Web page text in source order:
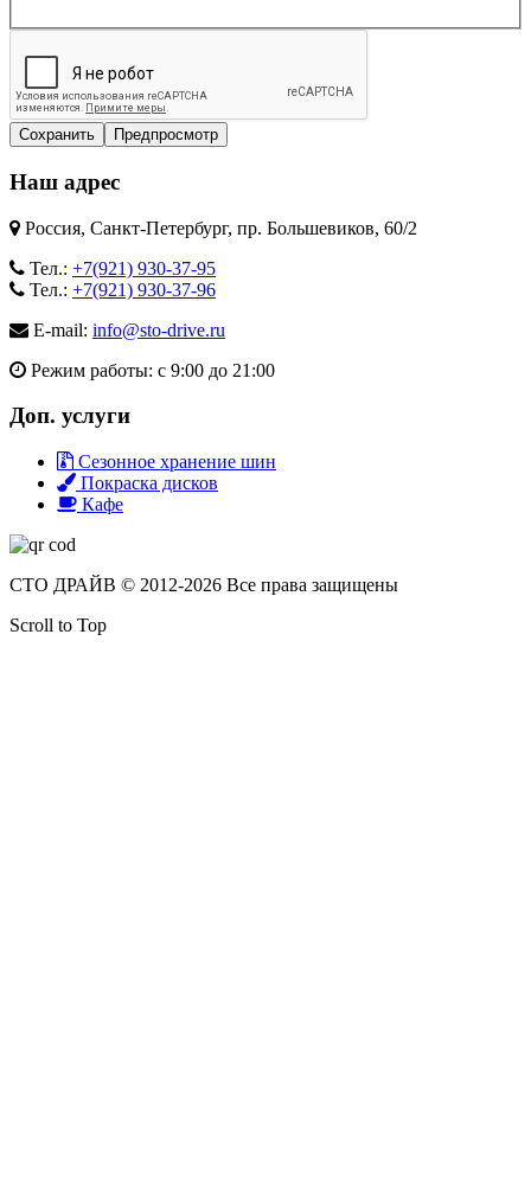
Наш адрес
Россия, Санкт-Петербург, пр. Большевиков, 60/2
Тел.: +7(921) 930-37-95
Тел.: +7(921) 930-37-96
E-mail: info@sto-drive.ru
Режим работы: с 9:00 до 21:00
Доп. услуги
Сезонное хранение шин
Покраска дисков
Кафе
СТО ДРАЙВ © 2012-2026 Все права защищены
Scroll to Top